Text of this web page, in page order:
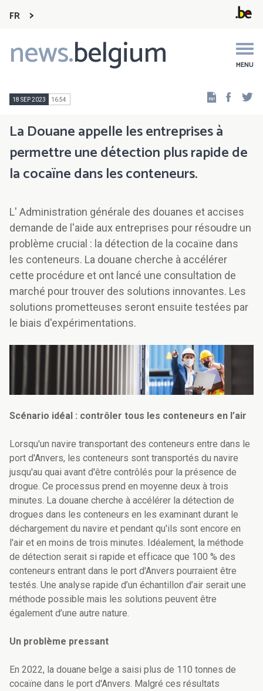
FR
news.belgium MENU
Main
navigation
18 SEP 2023 16:54
La Douane appelle les entreprises à
permettre une détection plus rapide de
la cocaïne dans les conteneurs.
L' Administration générale des douanes et accises
demande de l'aide aux entreprises pour résoudre un
problème crucial : la détection de la cocaïne dans
les conteneurs. La douane cherche à accélérer
cette procédure et ont lancé une consultation de
marché pour trouver des solutions innovantes. Les
solutions prometteuses seront ensuite testées par
le biais d'expérimentations.
Scénario idéal : contrôler tous les conteneurs en l’air
Lorsqu'un navire transportant des conteneurs entre dans le
port d'Anvers, les conteneurs sont transportés du navire
jusqu'au quai avant d'être contrôlés pour la présence de
drogue. Ce processus prend en moyenne deux à trois
minutes. La douane cherche à accélérer la détection de
drogues dans les conteneurs en les examinant durant le
déchargement du navire et pendant qu'ils sont encore en
l'air et en moins de trois minutes. Idéalement, la méthode
de détection serait si rapide et efficace que 100 % des
conteneurs entrant dans le port d'Anvers pourraient être
testés. Une analyse rapide d’un échantillon d’air serait une
méthode possible mais les solutions peuvent être
également d’une autre nature.
Un problème pressant
En 2022, la douane belge a saisi plus de 110 tonnes de
cocaïne dans le port d'Anvers. Malgré ces résultats